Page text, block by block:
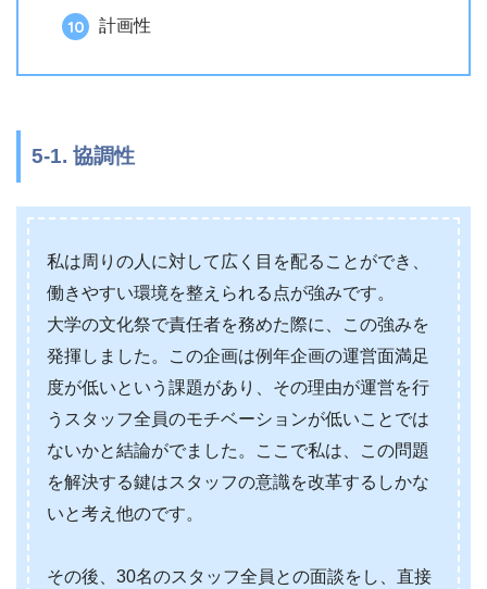
計画性
5-1. 協調性
私は周りの人に対して広く目を配ることができ、
働きやすい環境を整えられる点が強みです。
大学の文化祭で責任者を務めた際に、この強みを
発揮しました。この企画は例年企画の運営面満足
度が低いという課題があり、その理由が運営を行
うスタッフ全員のモチベーションが低いことでは
ないかと結論がでました。ここで私は、この問題
を解決する鍵はスタッフの意識を改革するしかな
いと考え他のです。
その後、30名のスタッフ全員との面談をし、直接